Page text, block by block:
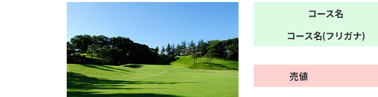
コース名
コース名(フリガナ)
売値